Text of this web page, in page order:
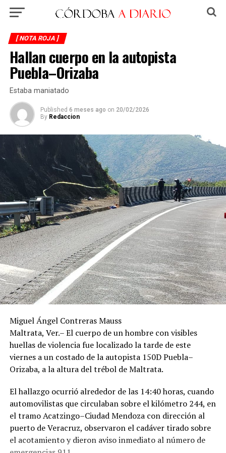
[ NOTA ROJA ]
Hallan cuerpo en la autopista
Puebla–Orizaba
Estaba maniatado
Published 6 meses ago on 20/02/2026
By Redaccion
Miguel Ángel Contreras Mauss
Maltrata, Ver.– El cuerpo de un hombre con visibles
huellas de violencia fue localizado la tarde de este
viernes a un costado de la autopista 150D Puebla–
Orizaba, a la altura del trébol de Maltrata.
El hallazgo ocurrió alrededor de las 14:40 horas, cuando
automovilistas que circulaban sobre el kilómetro 244, en
el tramo Acatzingo–Ciudad Mendoza con dirección al
puerto de Veracruz, observaron el cadáver tirado sobre
el acotamiento y dieron aviso inmediato al número de